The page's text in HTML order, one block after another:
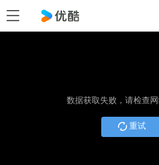
数据获取失败，请检查
重试